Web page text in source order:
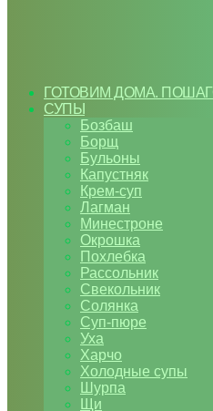
ГОТОВИМ ДОМА.
СУПЫ
Бозбаш
Борщ
Бульоны
Капустняк
Крем-суп
Лагман
Минестроне
Окрошка
Похлебка
Рассольник
Свекольник
Солянка
Суп-пюре
Уха
Харчо
Холодные супы
Шурпа
Щи